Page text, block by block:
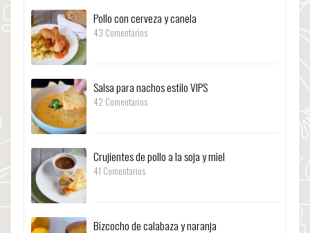
Pollo con cerveza y canela
43 Comentarios
Salsa para nachos estilo VIPS
42 Comentarios
Crujientes de pollo a la soja y miel
41 Comentarios
Bizcocho de calabaza y naranja